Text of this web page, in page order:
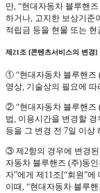
만, “현대자동차 블루핸
하거나, 고지한 보상기준
적립금 등을 현물 또는
제21조 [콘텐츠서비스의 변경]
① “현대자동차 블루핸즈
영상, 기술상의 필요에
② “현대자동차 블루핸즈
법, 이용시간을 변경할
등을 그 변경 전 7일 이상
③ 제2항의 경우에 변경된
자동차 블루핸즈 (주)동
자”에게 제11조[“회원”
이때, “현대자동차 블루